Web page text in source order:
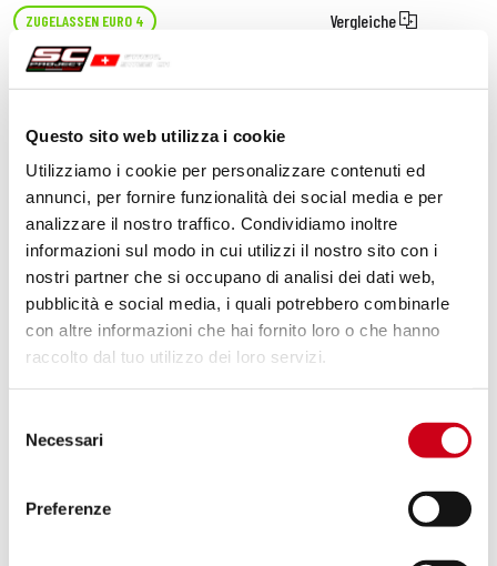
Questo sito web utilizza i cookie
Utilizziamo i cookie per personalizzare contenuti ed
annunci, per fornire funzionalità dei social media e per
analizzare il nostro traffico. Condividiamo inoltre
informazioni sul modo in cui utilizzi il nostro sito con i
nostri partner che si occupano di analisi dei dati web,
pubblicità e social media, i quali potrebbero combinarle
con altre informazioni che hai fornito loro o che hanno
raccolto dal tuo utilizzo dei loro servizi.
delNecessari
Preferenze
ZUGELASSEN EURO 4 Vergleiche
Titan Oval Schalldämpfer
660,00 CHF
PRODUKT